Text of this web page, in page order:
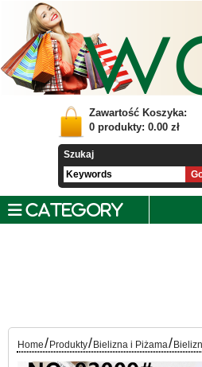
Zawartość Koszyka:
0 produkty: 0.00 zł
Szukaj
CATEGORY
Home/ Produkty/ Bielizna i Piżama/